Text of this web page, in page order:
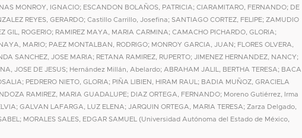
MONROY, IGNACIO; ESCANDON BOLAÑOS, PATRICIA;CIARAMITARO, FERNANDO; DE
REYES, GERARDO;Castillo Carrillo, Josefina;SANTIAGO CORTEZ, FELIPE;ZAMUDIO
GIL, ROGERIO; RAMIREZ MAYA, MARIA CARMINA;CAMACHO PICHARDO, GLORIA;
MARIO; PAEZ MONTALBAN, RODRIGO; MONROY GARCIA, JUAN ; FLORES OLVERA,
SANCHEZ, JOSE MARIA; RETANA RAMIREZ, RUPERTO;JIMENEZ HERNANDEZ, NANCY;
JOSE DE JESUS; Hernández Millán, Abelardo; ABRAHAM JALIL, BERTHA TERESA; BACA
; PEDRERO NIETO, GLORIA; PIÑA LIBIEN, HIRAM RAUL ; BADIA MUÑOZ, GRACIELA
RAMIREZ, MARIA GUADALUPE; DIAZ ORTEGA, FERNANDO; Moreno Gutiérrez, Irma
;GALVAN LAFARGA, LUZ ELENA;JARQUIN ORTEGA, MARIA TERESA;Zarza Delgado,
; MORALES SALES, EDGAR SAMUEL (Universidad Autónoma del Estado de México